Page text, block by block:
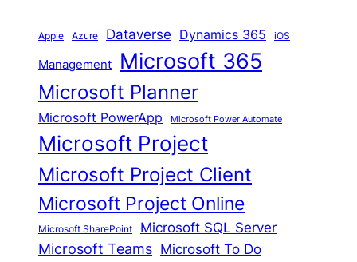
Apple Azure Dataverse Dynamics 365 iOS
Management Microsoft 365
Microsoft Planner
Microsoft PowerApp Microsoft Power Automate
Microsoft Project
Microsoft Project Client
Microsoft Project Online
Microsoft SharePoint Microsoft SQL Server
Microsoft Teams Microsoft To Do